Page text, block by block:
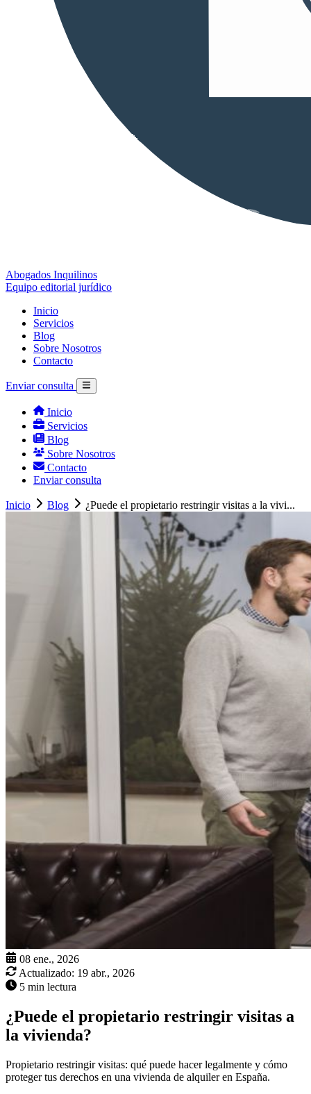
Abogados Inquilinos
Equipo editorial jurídico
Inicio
Servicios
Blog
Sobre Nosotros
Contacto
Enviar consulta
Inicio
Servicios
Blog
Sobre Nosotros
Contacto
Enviar consulta
Inicio Blog ¿Puede el propietario restringir visitas a la vivi...
08 ene., 2026
Actualizado: 19 abr., 2026
5 min lectura
¿Puede el propietario restringir visitas a
la vivienda?
Propietario restringir visitas: qué puede hacer legalmente y cómo
proteger tus derechos en una vivienda de alquiler en España.